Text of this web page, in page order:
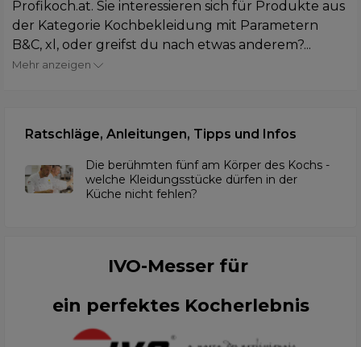
Profikoch.at. Sie interessieren sich für Produkte aus
der Kategorie Kochbekleidung mit Parametern
B&C, xl, oder greifst du nach etwas anderem?...
Mehr anzeigen
Ratschläge, Anleitungen, Tipps und Infos
Die berühmten fünf am Körper des Kochs -
welche Kleidungsstücke dürfen in der
Küche nicht fehlen?
IVO-Messer für
ein perfektes Kocherlebnis